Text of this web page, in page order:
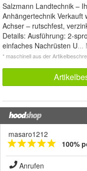
Salzmann Landtechnik –
Anhängertechnik Verkauft
Achser – rutschfest,
Details: Ausführung: 2-
einfaches Nachrüsten U...
* maschinell aus der
masaro1212
100%
Anrufen